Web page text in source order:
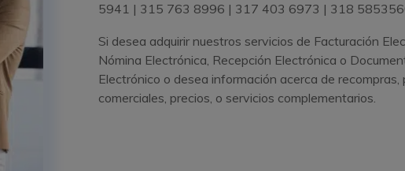
5941 | 315 763 8996 | 317 403 6973 | 318
Si desea adquirir nuestros servicios de Facturación
Nómina Electrónica, Recepción Electrónica o
Electrónico o desea información acerca de recompras,
comerciales, precios, o servicios complementarios.